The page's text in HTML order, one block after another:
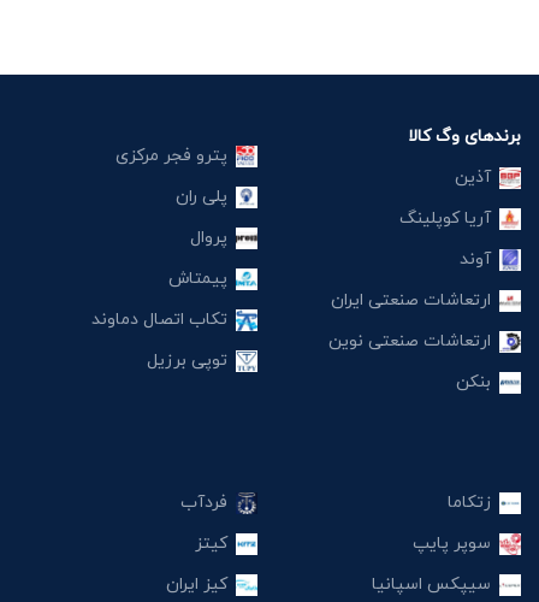
برندهای وگ کالا
آذین
آریا کوپلینگ
آوند
ارتعاشات صنعتی ایران
ارتعاشات صنعتی نوین
بنکن
پترو فجر مرکزی
پلی ران
پروال
پیمتاش
تکاب اتصال دماوند
توپی برزیل
زتکاما
سوپر پایپ
سیپکس اسپانیا
فردآب
کیتز
کیز ایران